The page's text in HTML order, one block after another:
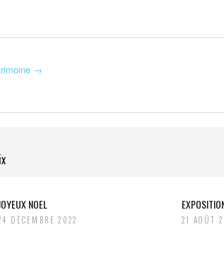
→
NOEL
DÉCEMBRE 2022 21 AOÛT